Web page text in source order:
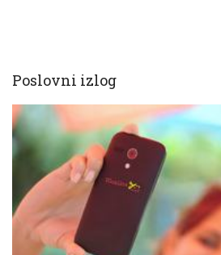
Poslovni izlog